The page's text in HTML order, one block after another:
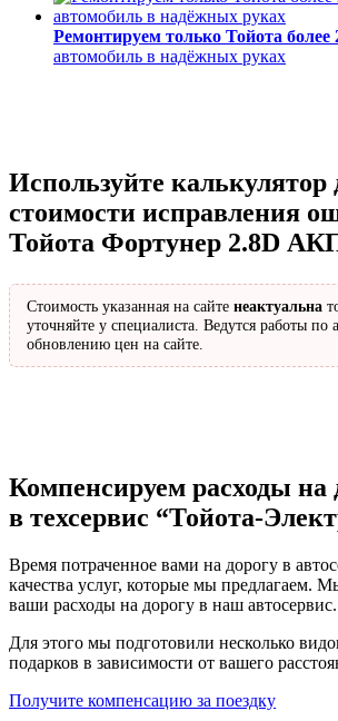
Ремонтируем только Тойота более
автомобиль в надёжных руках
Используйте калькулятор
стоимости исправления
Тойота Фортунер 2.8D
Стоимость указанная на сайте неактуальна
уточняйте у специалиста. Ведутся работы по
обновлению цен на сайте.
Компенсируем расходы на
в техсервис “Тойота-
Время потраченное вами на дорогу в
качества услуг, которые мы предлагаем.
ваши расходы на дорогу в наш автосервис.
Для этого мы подготовили несколько
подарков в зависимости от вашего
Получите компенсацию за поездку